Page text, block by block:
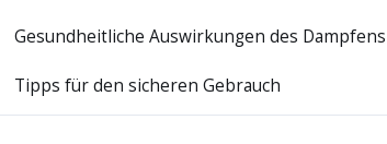
Gesundheitliche Auswirkungen des Dampfens
Tipps für den sicheren Gebrauch